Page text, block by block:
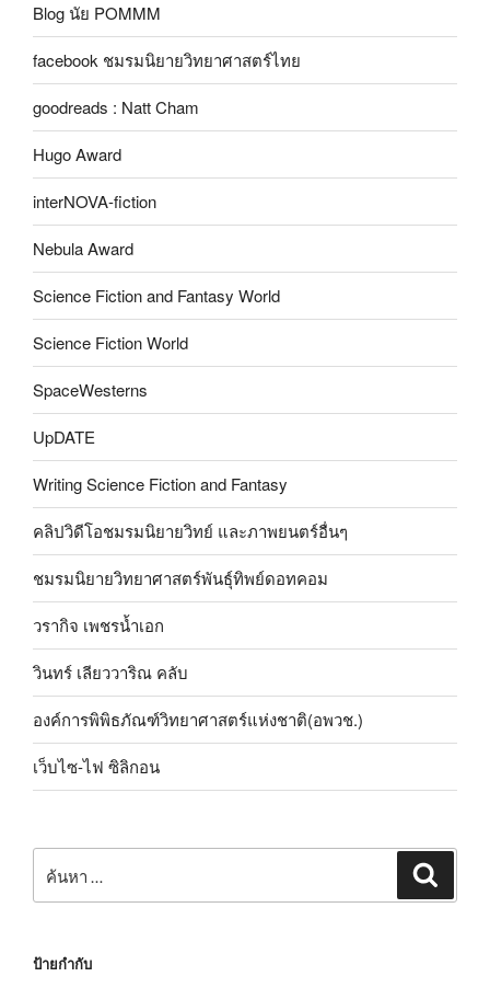
Blog นัย POMMM
facebook ชมรมนิยายวิทยาศาสตร์ไทย
goodreads : Natt Cham
Hugo Award
interNOVA-fiction
Nebula Award
Science Fiction and Fantasy World
Science Fiction World
SpaceWesterns
UpDATE
Writing Science Fiction and Fantasy
คลิปวิดีโอชมรมนิยายวิทย์ และภาพยนตร์อื่นๆ
ชมรมนิยายวิทยาศาสตร์พันธุ์ทิพย์ดอทคอม
วรากิจ เพชรน้ำเอก
วินทร์ เลียววาริณ คลับ
องค์การพิพิธภัณฑ์วิทยาศาสตร์แห่งชาติ(อพวช.)
เว็บไซ-ไฟ ซิลิกอน
ป้ายกำกับ